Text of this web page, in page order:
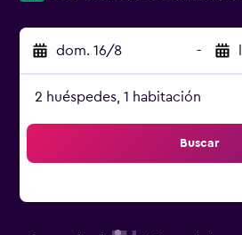
dom. 16/8 -
2 huéspedes, 1 habitación
Buscar